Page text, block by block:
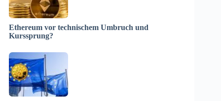
Ethereum vor technischem Umbruch und
Kurssprung?